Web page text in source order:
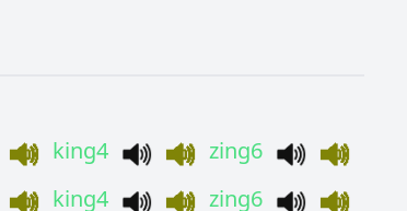
king4 zing6
king4 zing6